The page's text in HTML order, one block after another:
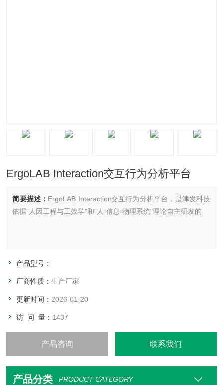
ErgoLAB Interaction交互行为分析平台
简要描述： ErgoLAB Interaction交互行为分析平台，是津发科技
依据“人因工程与工效学"和“人-信息-物理系统"理论自主研发的
产品型号：
厂商性质：生产厂家
更新时间： 2026-01-20
访 问 量： 1437
产品咨询 联系我们
产品分类 PRODUCT CATEGORY